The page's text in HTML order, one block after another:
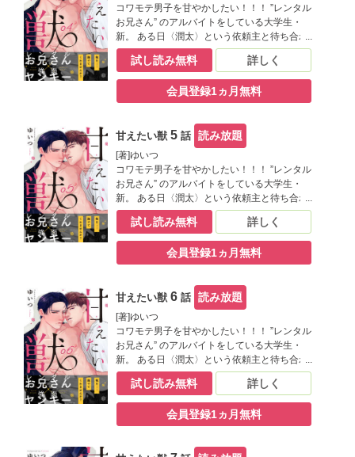
コワモテ男子を甘やかしたい！！！ ”レンタル
お兄さん” のアルバイトをしている大学生・
新。 ある日〈潤太〉という依頼主と待ち合わ
せをすると、なんとやって来たのは超イカツ
イヤンキー!? まさか新手の恐喝!?と思いき
や、「頭撫でてもらいたいんです」と言い出
した。 男前なのに頬を赤らめて、甘えてくる
俺！ムラムラしてきちまった!!? ※この作品は
「Tulle vol.9」に収録されています。重複購
入にご注意ください。
試し読み無料 詳しく
会員登録1ヵ月無料
甘えたい獣 5 話 読み放題
[著]ゆいつ
コワモテ男子を甘やかしたい！！！ ”レンタル
お兄さん” のアルバイトをしている大学生・
新。 ある日〈潤太〉という依頼主と待ち合わ
せをすると、なんとやって来たのは超イカツ
イヤンキー!? まさか新手の恐喝!?と思いき
や、「頭撫でてもらいたいんです」と言い出
した。 男前なのに頬を赤らめて、甘えてくる
俺！ムラムラしてきちまった!!? ※この作品は
「Tulle vol.10」に収録されています。重複
購入にご注意ください。
試し読み無料 詳しく
会員登録1ヵ月無料
甘えたい獣 6 話 読み放題
[著]ゆいつ
コワモテ男子を甘やかしたい！！！ ”レンタル
お兄さん” のアルバイトをしている大学生・
新。 ある日〈潤太〉という依頼主と待ち合わ
せをすると、なんとやって来たのは超イカツ
イヤンキー!? まさか新手の恐喝!?と思いき
や、「頭撫でてもらいたいんです」と言い出
した。 男前なのに頬を赤らめて、甘えてくる
俺！ムラムラしてきちまった!!? ※この作品は
試し読み無料 詳しく
会員登録1ヵ月無料